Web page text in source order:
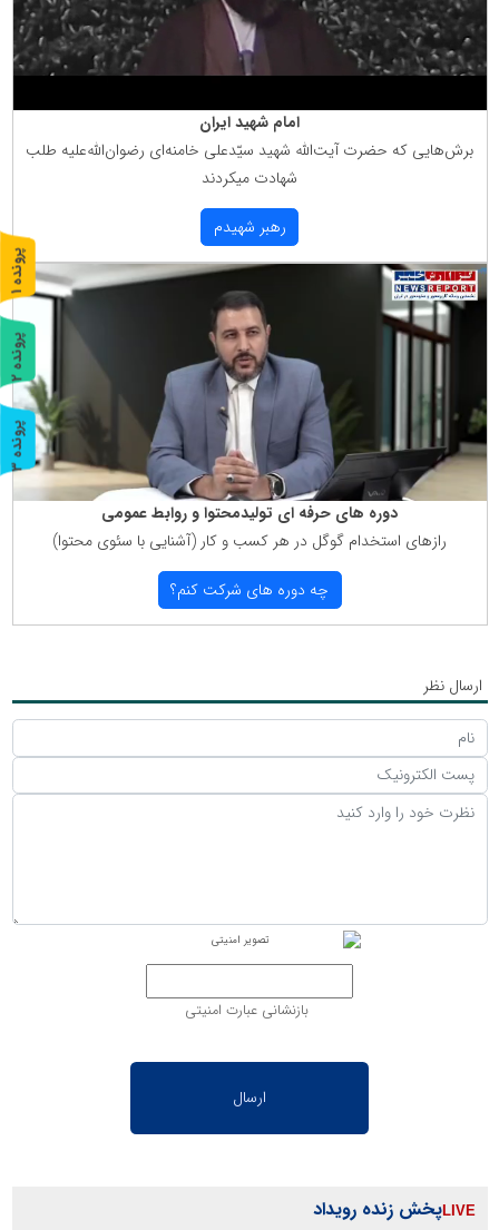
امام شهید ایران
برش‌هایی كه حضرت آیت‌الله شهید سیّدعلی خامنه‌ای رضوان‌الله‌علیه طلب
شهادت میكردند
رهبر شهیدم
دوره های حرفه ای تولیدمحتوا و روابط عمومی
رازهای استخدام گوگل در هر كسب و كار (آشنایی با سئوی محتوا)
چه دوره های شركت كنم؟
ارسال نظر
بازنشانی عبارت امنیتی
پخش زنده رویداد
پ
ر
و
ن
د
ه
1
پ
ر
و
ن
د
ه
2
پ
ر
و
ن
د
ه
3